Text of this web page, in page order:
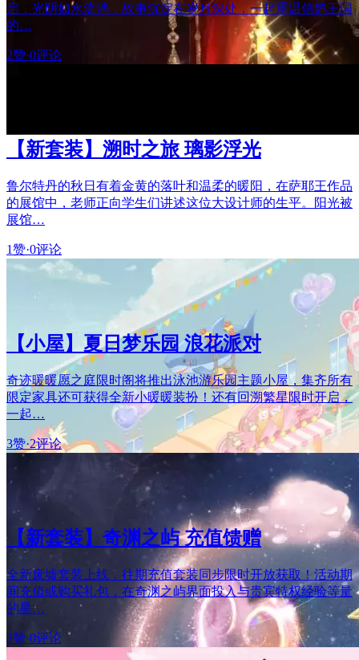
启，光阴如水流淌，故事沉淀在岁月深处，一起重温信鸽王国
的…
2赞·0评论
【新套装】溯时之旅 璃影浮光
鲁尔特丹的秋日有着金黄的落叶和温柔的暖阳，在萨耶王作品
的展馆中，老师正向学生们讲述这位大设计师的生平。阳光被
展馆…
1赞·0评论
【小屋】夏日梦乐园 浪花派对
奇迹暖暖愿之庭限时阁将推出泳池游乐园主题小屋，集齐所有
限定家具还可获得全新小暖暖装扮！还有回溯繁星限时开启，
一起…
3赞·2评论
【新套装】奇渊之屿 充值馈赠
全新废墟套装上线，往期充值套装同步限时开放获取！活动期
间充值或购买礼包，在奇渊之屿界面投入与贵宾特权经验等量
的星…
3赞·0评论